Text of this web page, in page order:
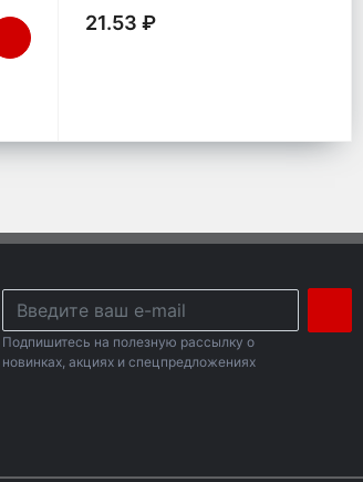
21.53 ₽
Подпишитесь на полезную рассылку о
новинках, акциях и спецпредложениях